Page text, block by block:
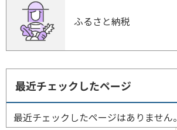
ふるさと納税
最近チェックしたページ
最近チェックしたページはありません。